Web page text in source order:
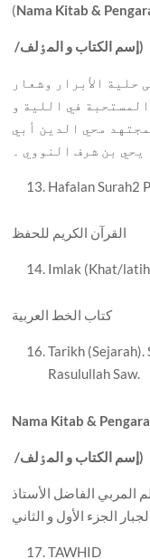
(Nama Kitab &
/ إسم الکتاب و المٶلف)
حلية الأبرار وشعار
في اللية و
محي الدين أبي
يحي بن شرف النووي ۔
Hafalan Surah2
القرآن الکريم للحفظ
Imlak (Khat/
کتاب الخط العربية
Tarikh (Sejarah).
Rasulullah Saw.
Nama Kitab &
/ إسم الکتاب و المٶلف)
المربي الفاضل الأستاذ
الجزء الأول و الثاني
TAWHID